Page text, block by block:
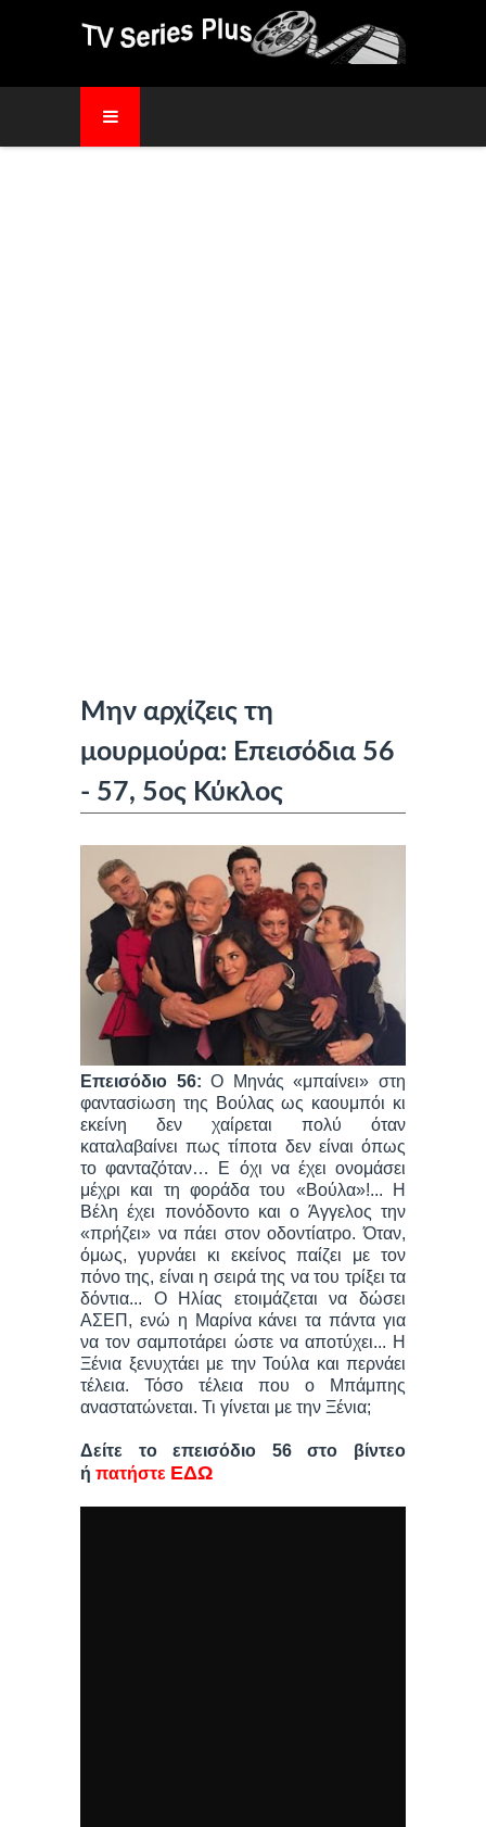
Μην αρχίζεις τη
μουρμούρα: Επεισόδια 56
- 57, 5ος Κύκλος
Επεισόδιο 56:Ο Μηνάς «μπαίνει» στη
φαντασiωση της Βούλας ως καουμπόι κι
εκείνη δεν χαίρεται πολύ όταν
καταλαβαίνει πως τίποτα δεν είναι όπως
το φανταζόταν… Ε όχι να έχει ονομάσει
μέχρι και τη φοράδα του «Βούλα»!... Η
Βέλη έχει πονόδοντο και ο Άγγελος την
«πρήζει» να πάει στον οδοντίατρο. Όταν,
όμως, γυρνάει κι εκείνος παίζει με τον
πόνο της, είναι η σειρά της να του τρίξει τα
δόντια... Ο Ηλίας ετοιμάζεται να δώσει
ΑΣΕΠ, ενώ η Μαρίνα κάνει τα πάντα για
να τον σαμποτάρει ώστε να αποτύχει... Η
Ξένια ξενυχτάει με την Τούλα και περνάει
τέλεια. Τόσο τέλεια που ο Μπάμπης
αναστατώνεται. Τι γίνεται με την Ξένια;
Δείτε το επεισόδιο 56 στο βίντεο
ή πατήστε ΕΔΩ